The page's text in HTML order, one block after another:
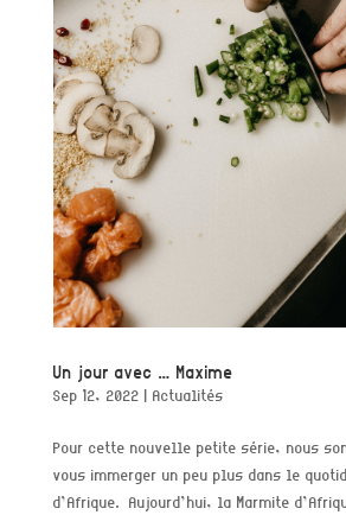
Un jour avec … Maxime
Sep 12, 2022 | Actualités
Pour cette nouvelle petite série, nous
vous immerger un peu plus dans le
d’Afrique. Aujourd’hui, la Marmite